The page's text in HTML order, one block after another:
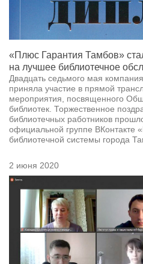
«Плюс Гарантия Тамбов»
на лучшее библиотечное
Двадцать седьмого мая
приняла участие в прямой
мероприятия, посвященного
библиотек. Торжественное
библиотечных работников
официальной группе ВКонтакте
библиотечной системы города
2 июня 2020